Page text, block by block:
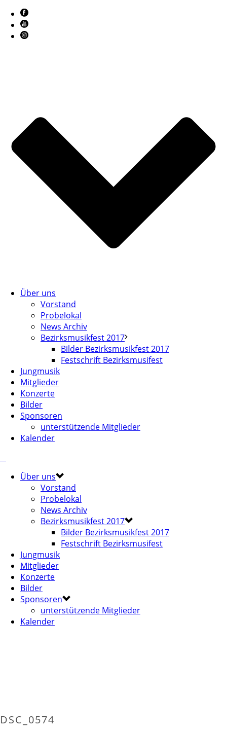
Über uns
Vorstand
Probelokal
News Archiv
Bezirksmusikfest 2017
Bilder Bezirksmusikfest 2017
Festschrift Bezirksmusifest
Jungmusik
Mitglieder
Konzerte
Bilder
Sponsoren
unterstützende Mitglieder
Kalender
Über uns
Vorstand
Probelokal
News Archiv
Bezirksmusikfest 2017
Bilder Bezirksmusikfest 2017
Festschrift Bezirksmusifest
Jungmusik
Mitglieder
Konzerte
Bilder
Sponsoren
unterstützende Mitglieder
Kalender
DSC_0574